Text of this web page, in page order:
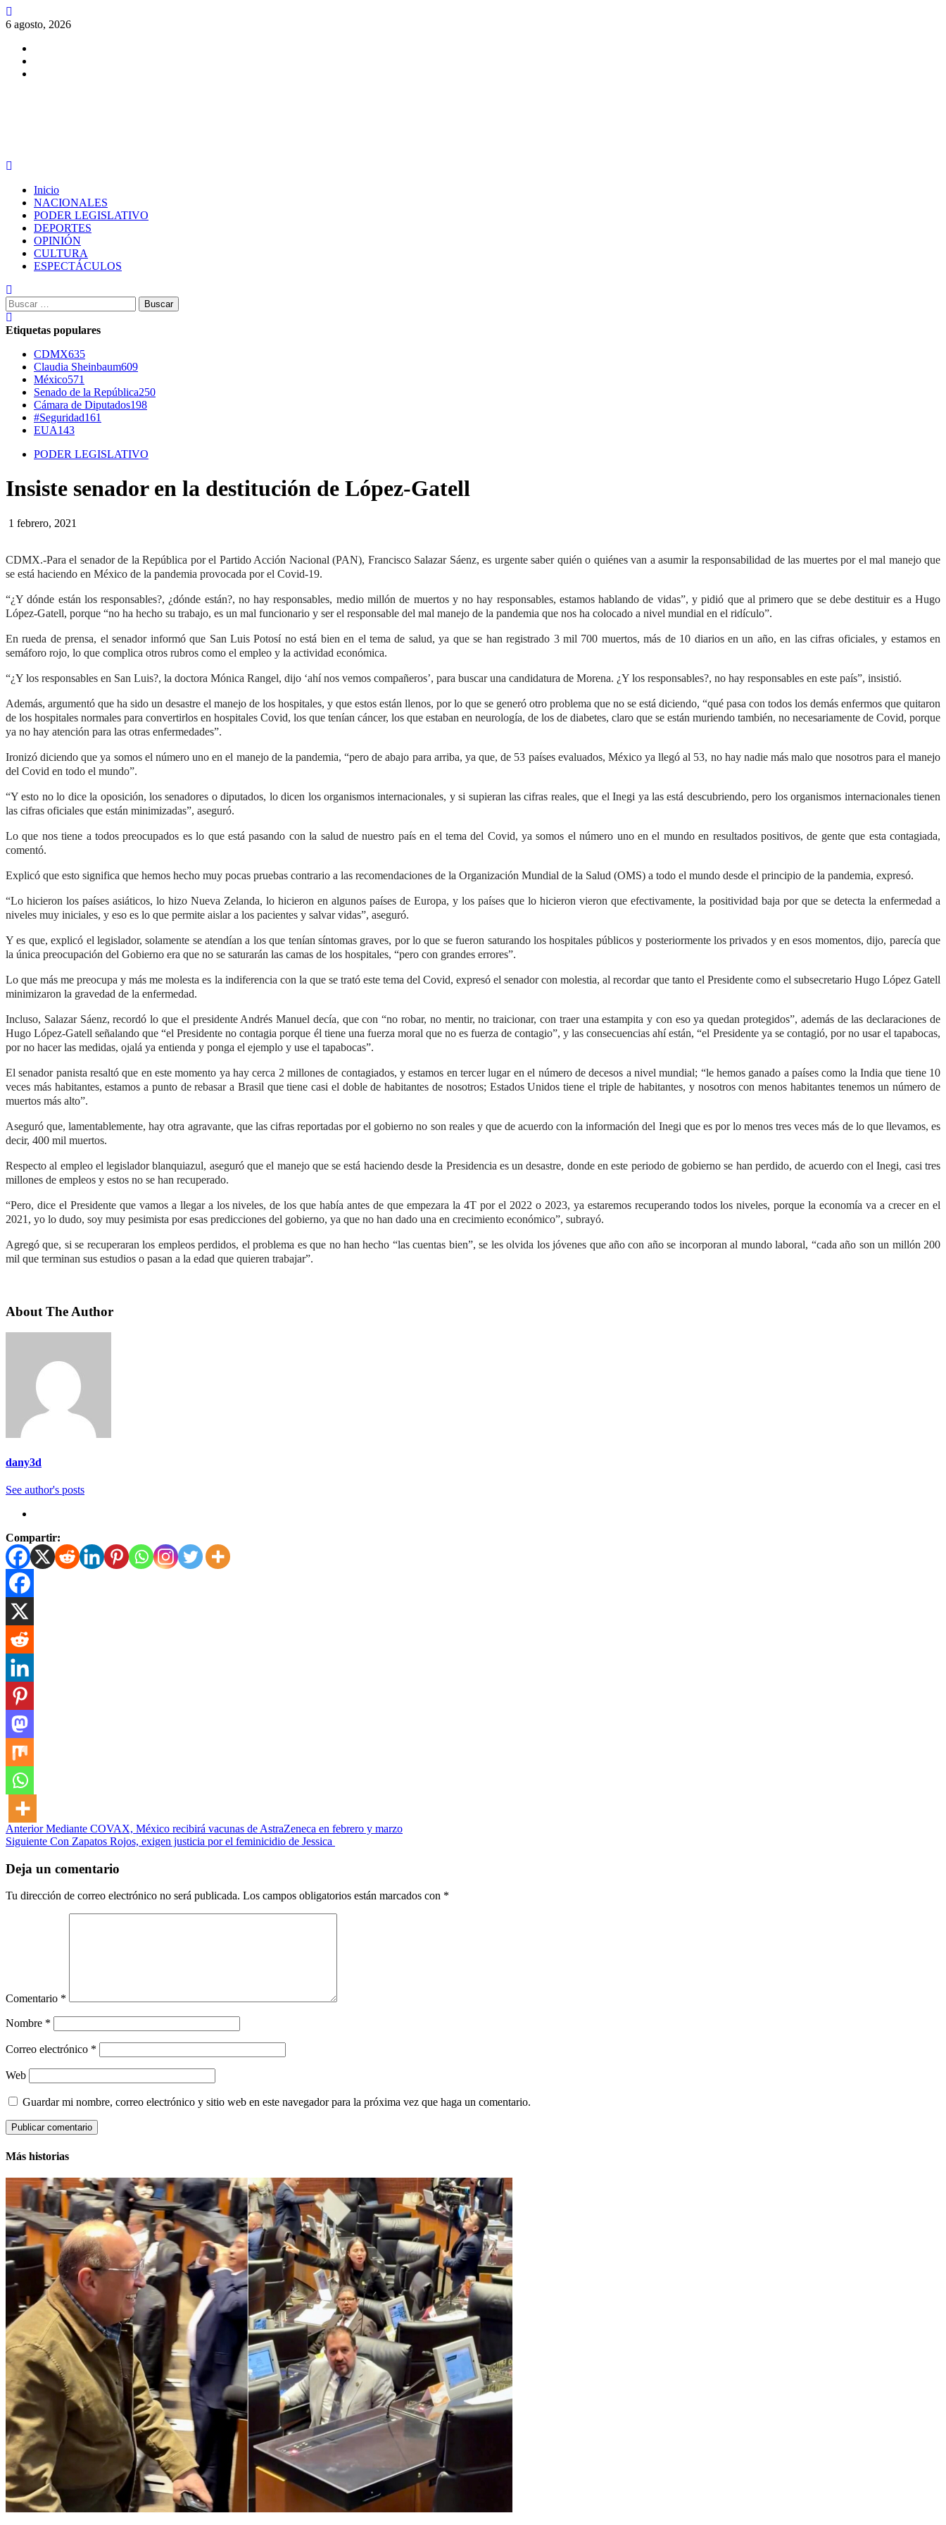
Saltar
al
6 agosto, 2026
Inicio
NACIONALES
PODER LEGISLATIVO
DEPORTES
OPINIÓN
CULTURA
ESPECTÁCULOS
Buscar:
Etiquetas populares
CDMX635
Claudia Sheinbaum609
México571
Senado de la República250
Cámara de Diputados198
#Seguridad161
EUA143
PODER LEGISLATIVO
Insiste senador en la destitución de López-Gatell
1 febrero, 2021
CDMX.-Para el senador de la República por el Partido Acción Nacional (PAN), Francisco Salazar Sáenz, es urgente saber quién o quiénes van a asumir la responsabilidad de las muertes por el mal manejo que
se está haciendo en México de la pandemia provocada por el Covid-19.
“¿Y dónde están los responsables?, ¿dónde están?, no hay responsables, medio millón de muertos y no hay responsables, estamos hablando de vidas”, y pidió que al primero que se debe destituir es a Hugo
López-Gatell, porque “no ha hecho su trabajo, es un mal funcionario y ser el responsable del mal manejo de la pandemia que nos ha colocado a nivel mundial en el ridículo”.
En rueda de prensa, el senador informó que San Luis Potosí no está bien en el tema de salud, ya que se han registrado 3 mil 700 muertos, más de 10 diarios en un año, en las cifras oficiales, y estamos en
semáforo rojo, lo que complica otros rubros como el empleo y la actividad económica.
“¿Y los responsables en San Luis?, la doctora Mónica Rangel, dijo ‘ahí nos vemos compañeros’, para buscar una candidatura de Morena. ¿Y los responsables?, no hay responsables en este país”, insistió.
Además, argumentó que ha sido un desastre el manejo de los hospitales, y que estos están llenos, por lo que se generó otro problema que no se está diciendo, “qué pasa con todos los demás enfermos que quitaron
de los hospitales normales para convertirlos en hospitales Covid, los que tenían cáncer, los que estaban en neurología, de los de diabetes, claro que se están muriendo también, no necesariamente de Covid, porque
ya no hay atención para las otras enfermedades”.
Ironizó diciendo que ya somos el número uno en el manejo de la pandemia, “pero de abajo para arriba, ya que, de 53 países evaluados, México ya llegó al 53, no hay nadie más malo que nosotros para el manejo
del Covid en todo el mundo”.
“Y esto no lo dice la oposición, los senadores o diputados, lo dicen los organismos internacionales, y si supieran las cifras reales, que el Inegi ya las está descubriendo, pero los organismos internacionales tienen
las cifras oficiales que están minimizadas”, aseguró.
Lo que nos tiene a todos preocupados es lo que está pasando con la salud de nuestro país en el tema del Covid, ya somos el número uno en el mundo en resultados positivos, de gente que esta contagiada,
comentó.
Explicó que esto significa que hemos hecho muy pocas pruebas contrario a las recomendaciones de la Organización Mundial de la Salud (OMS) a todo el mundo desde el principio de la pandemia, expresó.
“Lo hicieron los países asiáticos, lo hizo Nueva Zelanda, lo hicieron en algunos países de Europa, y los países que lo hicieron vieron que efectivamente, la positividad baja por que se detecta la enfermedad a
niveles muy iniciales, y eso es lo que permite aislar a los pacientes y salvar vidas”, aseguró.
Y es que, explicó el legislador, solamente se atendían a los que tenían síntomas graves, por lo que se fueron saturando los hospitales públicos y posteriormente los privados y en esos momentos, dijo, parecía que
la única preocupación del Gobierno era que no se saturarán las camas de los hospitales, “pero con grandes errores”.
Lo que más me preocupa y más me molesta es la indiferencia con la que se trató este tema del Covid, expresó el senador con molestia, al recordar que tanto el Presidente como el subsecretario Hugo López Gatell
minimizaron la gravedad de la enfermedad.
Incluso, Salazar Sáenz, recordó lo que el presidente Andrés Manuel decía, que con “no robar, no mentir, no traicionar, con traer una estampita y con eso ya quedan protegidos”, además de las declaraciones de
Hugo López-Gatell señalando que “el Presidente no contagia porque él tiene una fuerza moral que no es fuerza de contagio”, y las consecuencias ahí están, “el Presidente ya se contagió, por no usar el tapabocas,
por no hacer las medidas, ojalá ya entienda y ponga el ejemplo y use el tapabocas”.
El senador panista resaltó que en este momento ya hay cerca 2 millones de contagiados, y estamos en tercer lugar en el número de decesos a nivel mundial; “le hemos ganado a países como la India que tiene 10
veces más habitantes, estamos a punto de rebasar a Brasil que tiene casi el doble de habitantes de nosotros; Estados Unidos tiene el triple de habitantes, y nosotros con menos habitantes tenemos un número de
muertos más alto”.
Aseguró que, lamentablemente, hay otra agravante, que las cifras reportadas por el gobierno no son reales y que de acuerdo con la información del Inegi que es por lo menos tres veces más de lo que llevamos, es
decir, 400 mil muertos.
Respecto al empleo el legislador blanquiazul, aseguró que el manejo que se está haciendo desde la Presidencia es un desastre, donde en este periodo de gobierno se han perdido, de acuerdo con el Inegi, casi tres
millones de empleos y estos no se han recuperado.
“Pero, dice el Presidente que vamos a llegar a los niveles, de los que había antes de que empezara la 4T por el 2022 o 2023, ya estaremos recuperando todos los niveles, porque la economía va a crecer en el
2021, yo lo dudo, soy muy pesimista por esas predicciones del gobierno, ya que no han dado una en crecimiento económico”, subrayó.
Agregó que, si se recuperaran los empleos perdidos, el problema es que no han hecho “las cuentas bien”, se les olvida los jóvenes que año con año se incorporan al mundo laboral, “cada año son un millón 200
mil que terminan sus estudios o pasan a la edad que quieren trabajar”.
About The Author
dany3d
See author's posts
Compartir:
Post
navigation
AnteriorMediante COVAX, México recibirá vacunas de AstraZeneca en febrero y marzo
Siguiente Con Zapatos Rojos, exigen justicia por el feminicidio de Jessica
Deja un comentario
Tu dirección de correo electrónico no será publicada. Los campos obligatorios están marcados con *
Comentario *
Nombre *
Correo electrónico *
Web
Guardar mi nombre, correo electrónico y sitio web en este navegador para la próxima vez que haga un comentario.
Más historias